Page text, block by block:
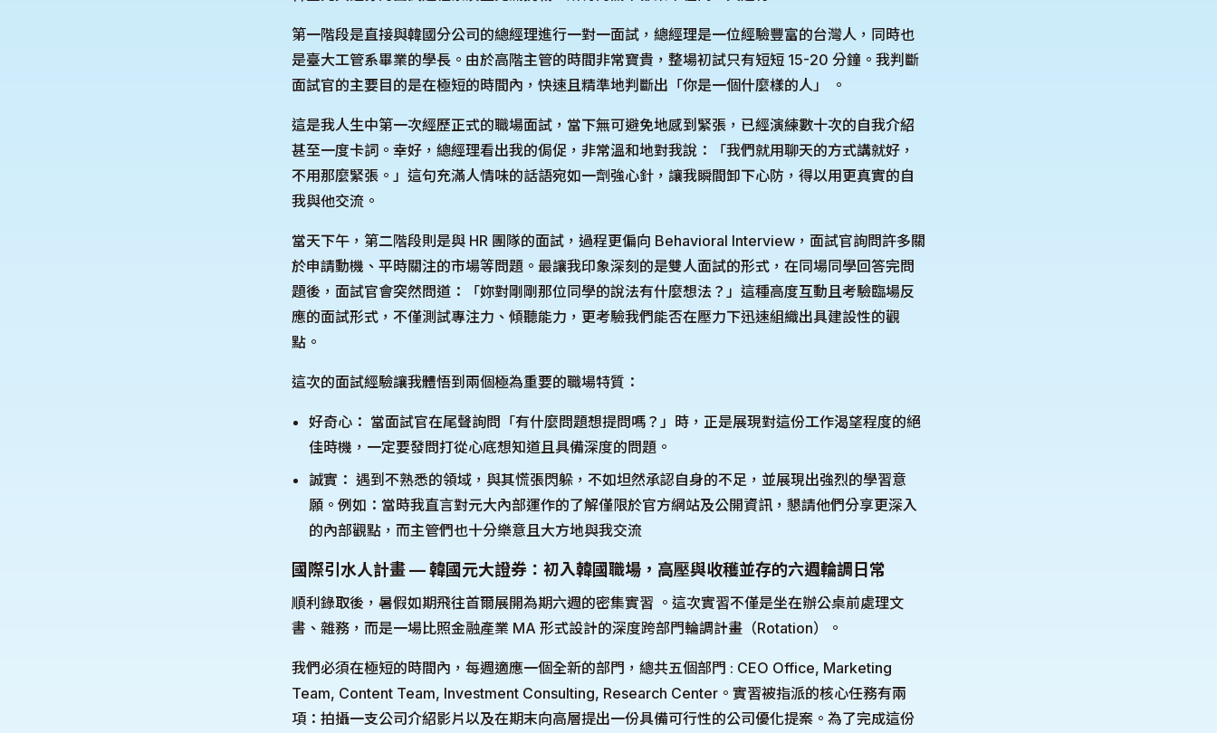
第一階段是直接與韓國分公司的總經理進行一對一面試，總經理是一位經驗豐富的台灣人，同時也
是臺大工管系畢業的學長。由於高階主管的時間非常寶貴，整場初試只有短短 15-20 分鐘。我判斷
面試官的主要目的是在極短的時間內，快速且精準地判斷出「你是一個什麼樣的人」 。
這是我人生中第一次經歷正式的職場面試，當下無可避免地感到緊張，已經演練數十次的自我介紹
甚至一度卡詞。幸好，總經理看出我的侷促，非常溫和地對我說：「我們就用聊天的方式講就好，
不用那麼緊張。」這句充滿人情味的話語宛如一劑強心針，讓我瞬間卸下心防，得以用更真實的自
我與他交流。
當天下午，第二階段則是與 HR 團隊的面試，過程更偏向 Behavioral Interview，面試官詢問許多關
於申請動機、平時關注的市場等問題。最讓我印象深刻的是雙人面試的形式，在同場同學回答完問
題後，面試官會突然問道：「妳對剛剛那位同學的說法有什麼想法？」這種高度互動且考驗臨場反
應的面試形式，不僅測試專注力、傾聽能力，更考驗我們能否在壓力下迅速組織出具建設性的觀
點。
這次的面試經驗讓我體悟到兩個極為重要的職場特質：
好奇心： 當面試官在尾聲詢問「有什麼問題想提問嗎？」時，正是展現對這份工作渴望程度的絕
佳時機，一定要發問打從心底想知道且具備深度的問題。
誠實： 遇到不熟悉的領域，與其慌張閃躲，不如坦然承認自身的不足，並展現出強烈的學習意
願。例如：當時我直言對元大內部運作的了解僅限於官方網站及公開資訊，懇請他們分享更深入
的內部觀點，而主管們也十分樂意且大方地與我交流
國際引水人計畫 — 韓國元大證券：初入韓國職場，高壓與收穫並存的六週輪調日常
順利錄取後，暑假如期飛往首爾展開為期六週的密集實習 。這次實習不僅是坐在辦公桌前處理文
書、雜務，而是一場比照金融產業 MA 形式設計的深度跨部門輪調計畫（Rotation）。
我們必須在極短的時間內，每週適應一個全新的部門，總共五個部門 : CEO Office, Marketing
Team, Content Team, Investment Consulting, Research Center。實習被指派的核心任務有兩
項：拍攝一支公司介紹影片以及在期末向高層提出一份具備可行性的公司優化提案。為了完成這份